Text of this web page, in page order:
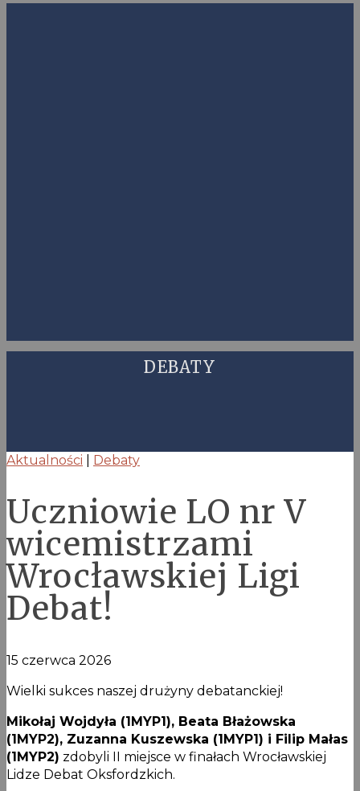
DEBATY
Aktualności Debaty
Uczniowie LO nr V
wicemistrzami
Wrocławskiej Ligi
Debat!
15 czerwca 2026
Wielki sukces naszej drużyny debatanckiej!
Mikołaj Wojdyła (1MYP1), Beata Błażowska
(1MYP2), Zuzanna Kuszewska (1MYP1) i Filip Małas
(1MYP2) zdobyli II miejsce w finałach Wrocławskiej
Lidze Debat Oksfordzkich.